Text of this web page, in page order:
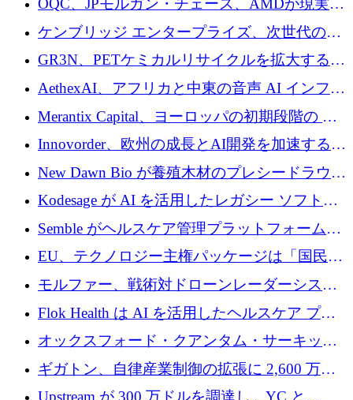
スが語る
OQC、JPモルガン・チェース、AMDが現実世
界のフィンテック・アプリケーションを探索
するためにQuantum-AIデータセンターを立ち
上げ
ケンブリッジ エンタープライズ、次世代のデ
ィープテック創設者向けにロンドンの出発点
を構築
GR3N、PETケミカルリサイクルを拡大するた
めにシリーズBで1,550万ユーロを調達
AethexAI、アフリカと中東の音声 AI インフラ
ストラクチャを構築するために 300 万ドルを
Merantix Capital、ヨーロッパの初期段階の AI
スタートアップ向けに 1 億 300 万ユーロのフ
ァンドを立ち上げる
Innovorder、欧州の成長とAI開発を加速するた
めに2,000万ユーロを確保
New Dawn Bio が養殖木材のプレシードラウン
ドで 210 万ユーロを調達
Kodesage が AI を活用したレガシー ソフトウ
ェアの最新化のために 660 万ドルを調達
Semble がヘルスケア管理プラットフォームを
拡大するためにシリーズ C で 3,000 万ポンド
EU、テクノロジー主権パッケージは「国民の
保護」に関するものだと発言
モルファー、戦術対ドローンレーダーシステ
ムを最前線に近づけるために150万ユーロを調
Flok Health は AI を活用したヘルスケア プラ
ットフォームの成長に 1,250 万ドルを投資
オックスフォード・クアンタム・サーキット
が「成人向け」2億6,000万ポンドの資金調達
ラウンドを獲得
ギガトン、自律産業制御の拡張に 2,600 万ド
ルを調達